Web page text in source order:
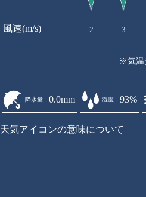
風速(m/s) 2 3
※気温
降水量 0.0mm 湿度 93%
天気アイコンの意味について